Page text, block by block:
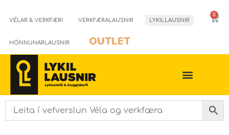
VÉLAR & VERKFÆRI VERKFÆRALAUSNIR LYKILLAUSNIR
HÖNNUNARLAUSNIR OUTLET
0